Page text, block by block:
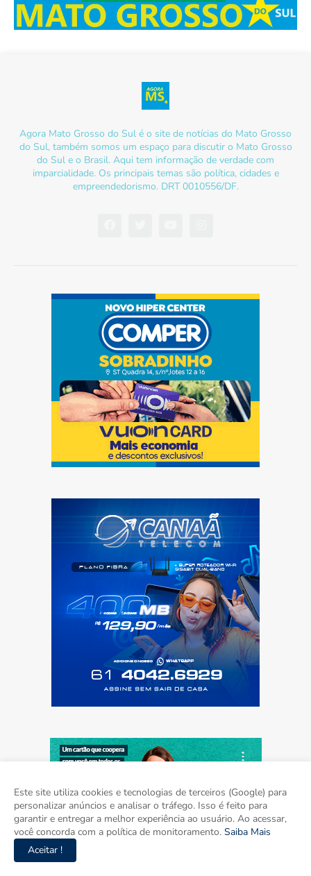
Agora Mato Grosso do Sul é o site de notícias do Mato Grosso
do Sul, também somos um espaço para discutir o Mato Grosso
do Sul e o Brasil. Aqui tem informação de verdade com
imparcialidade. Os principais temas são política, cidades e
empreendedorismo. DRT 0010556/DF.
Este site utiliza cookies e tecnologias de terceiros (Google) para
personalizar anúncios e analisar o tráfego. Isso é feito para
garantir e entregar a melhor experiência ao usuário. Ao acessar,
você concorda com a política de monitoramento. Saiba Mais
Aceitar !